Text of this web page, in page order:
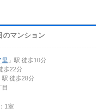
のマンション
里 」駅 徒歩10分
歩22分
駅 徒歩28分
目
1室